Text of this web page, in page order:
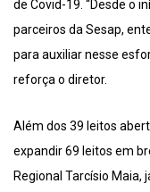
de Covid-19. “Desde o
parceiros da Sesap,
para auxiliar nesse
reforça o diretor.
Além dos 39 leitos
expandir 69 leitos em
Regional Tarcísio Maia,